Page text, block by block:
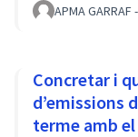
APMA GARRAF
Concretar i
d’emissions
terme amb